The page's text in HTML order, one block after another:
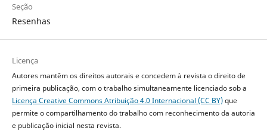
Seção
Resenhas
Licença
Autores mantêm os direitos autorais e concedem à revista o direito de
primeira publicação, com o trabalho simultaneamente licenciado sob a
Licença Creative Commons Atribuição 4.0 Internacional (CC BY)que
permite o compartilhamento do trabalho com reconhecimento da autoria
e publicação inicial nesta revista.